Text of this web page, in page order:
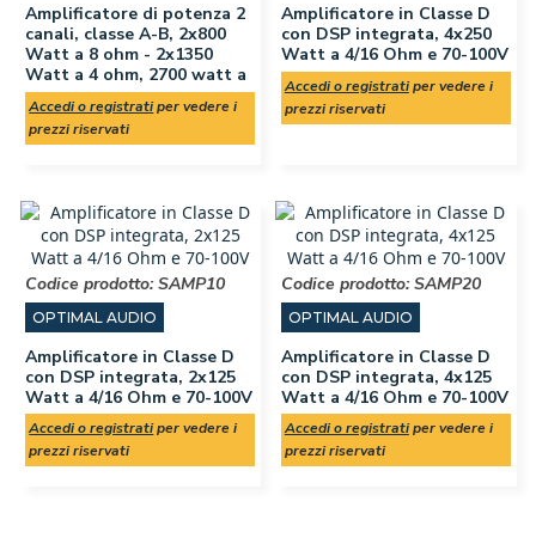
Amplificatore di potenza 2
canali, classe A-B, 2x800
Watt a 8 ohm - 2x1350
Watt a 4 ohm, 2700 watt a
Accedi o registratiper vedere i
prezzi riservati
Amplificatore in Classe D
con DSP integrata, 4x250
Watt a 4/16 Ohm e 70-100V
Accedi o registratiper vedere i
prezzi riservati
Codice prodotto:SAMP10
OPTIMAL AUDIO
Amplificatore in Classe D
con DSP integrata, 2x125
Watt a 4/16 Ohm e 70-100V
Accedi o registratiper vedere i
prezzi riservati
Codice prodotto:SAMP20
OPTIMAL AUDIO
Amplificatore in Classe D
con DSP integrata, 4x125
Watt a 4/16 Ohm e 70-100V
Accedi o registratiper vedere i
prezzi riservati